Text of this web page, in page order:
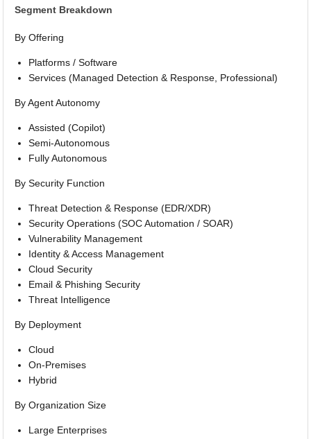
Segment Breakdown
By Offering
Platforms / Software
Services (Managed Detection & Response, Professional)
By Agent Autonomy
Assisted (Copilot)
Semi-Autonomous
Fully Autonomous
By Security Function
Threat Detection & Response (EDR/XDR)
Security Operations (SOC Automation / SOAR)
Vulnerability Management
Identity & Access Management
Cloud Security
Email & Phishing Security
Threat Intelligence
By Deployment
Cloud
On-Premises
Hybrid
By Organization Size
Large Enterprises